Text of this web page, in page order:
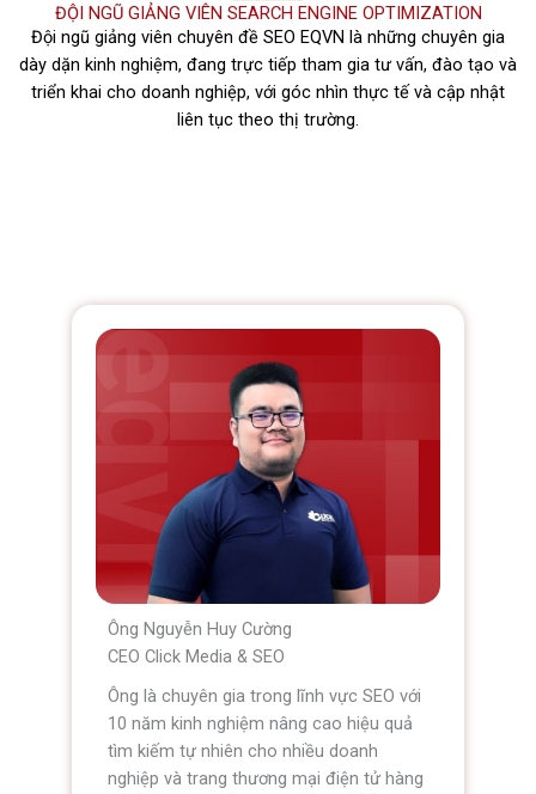
ĐỘI NGŨ GIẢNG VIÊN SEARCH ENGINE OPTIMIZATION
Đội ngũ giảng viên chuyên đề SEO EQVN là những chuyên gia
dày dặn kinh nghiệm, đang trực tiếp tham gia tư vấn, đào tạo và
triển khai cho doanh nghiệp, với góc nhìn thực tế và cập nhật
liên tục theo thị trường.
Ông Nguyễn Huy Cường
CEO Click Media & SEO
Ông là chuyên gia trong lĩnh vực SEO với
10 năm kinh nghiệm nâng cao hiệu quả
tìm kiếm tự nhiên cho nhiều doanh
nghiệp và trang thương mại điện tử hàng